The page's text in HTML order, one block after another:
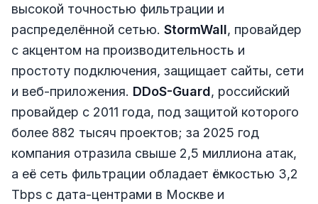
высокой точностью фильтрации и
распределённой сетью. StormWall, провайдер
с акцентом на производительность и
простоту подключения, защищает сайты, сети
и веб-приложения. DDoS-Guard, российский
провайдер с 2011 года, под защитой которого
более 882 тысяч проектов; за 2025 год
компания отразила свыше 2,5 миллиона атак,
а её сеть фильтрации обладает ёмкостью 3,2
Tbps с дата-центрами в Москве и